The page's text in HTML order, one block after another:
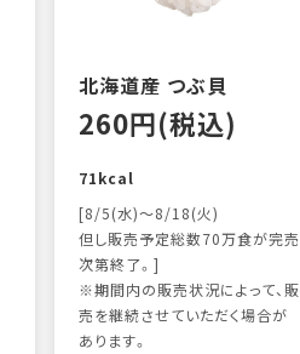
北海道産 つぶ貝
260円(税込)
71kcal
[8/5(水)～8/18(火)
但し販売予定総数70万食が完売
次第終了。]
※期間内の販売状況によって、販
売を継続させていただく場合が
あります。